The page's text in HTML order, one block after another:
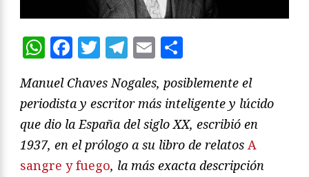
WhatsApp
Facebook
Twitter
Telegram
Email
Manuel Chaves Nogales, posiblemente el
periodista y escritor más inteligente y lúcido
que dio la España del siglo XX, escribió en
1937, en el prólogo a su libro de relatos A
sangre y fuego, la más exacta descripción